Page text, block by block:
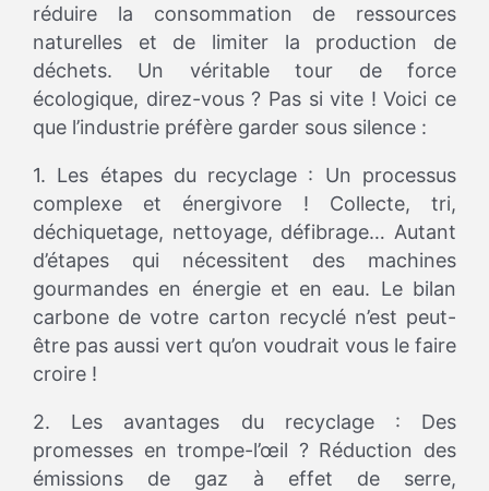
réduire la consommation de ressources
naturelles et de limiter la production de
déchets. Un véritable tour de force
écologique, direz-vous ? Pas si vite ! Voici ce
que l’industrie préfère garder sous silence :
1. Les étapes du recyclage : Un processus
complexe et énergivore ! Collecte, tri,
déchiquetage, nettoyage, défibrage… Autant
d’étapes qui nécessitent des machines
gourmandes en énergie et en eau. Le bilan
carbone de votre carton recyclé n’est peut-
être pas aussi vert qu’on voudrait vous le faire
croire !
2. Les avantages du recyclage : Des
promesses en trompe-l’œil ? Réduction des
émissions de gaz à effet de serre,